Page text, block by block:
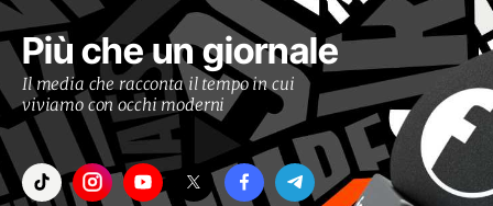
Più che un giornale
Il media che racconta il tempo in cui
viviamo con occhi moderni